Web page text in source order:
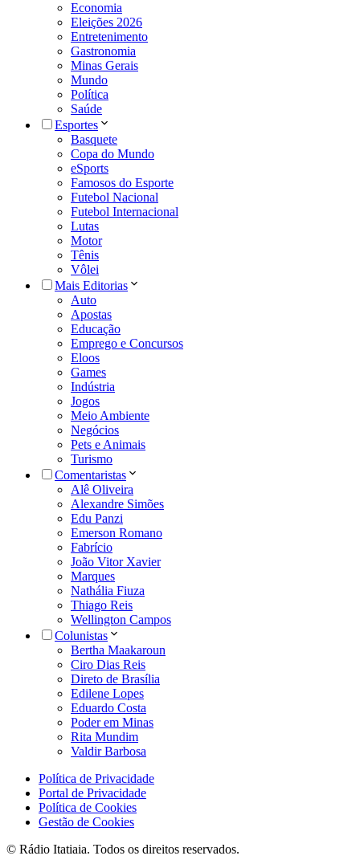
Economia
Eleições 2026
Entretenimento
Gastronomia
Minas Gerais
Mundo
Política
Saúde
Esportes
Basquete
Copa do Mundo
eSports
Famosos do Esporte
Futebol Nacional
Futebol Internacional
Lutas
Motor
Tênis
Vôlei
Mais Editorias
Auto
Apostas
Educação
Emprego e Concursos
Eloos
Games
Indústria
Jogos
Meio Ambiente
Negócios
Pets e Animais
Turismo
Comentaristas
Alê Oliveira
Alexandre Simões
Edu Panzi
Emerson Romano
Fabrício
João Vitor Xavier
Marques
Nathália Fiuza
Thiago Reis
Wellington Campos
Colunistas
Bertha Maakaroun
Ciro Dias Reis
Direto de Brasília
Edilene Lopes
Eduardo Costa
Poder em Minas
Rita Mundim
Valdir Barbosa
Política de Privacidade
Portal de Privacidade
Política de Cookies
Gestão de Cookies
© Rádio Itatiaia. Todos os direitos reservados.